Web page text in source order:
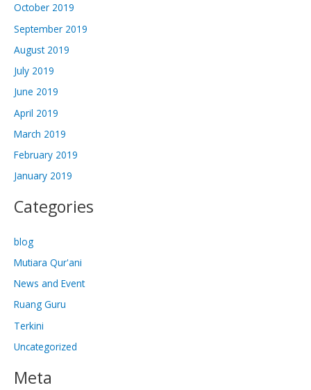
October 2019
September 2019
August 2019
July 2019
June 2019
April 2019
March 2019
February 2019
January 2019
Categories
blog
Mutiara Qur'ani
News and Event
Ruang Guru
Terkini
Uncategorized
Meta